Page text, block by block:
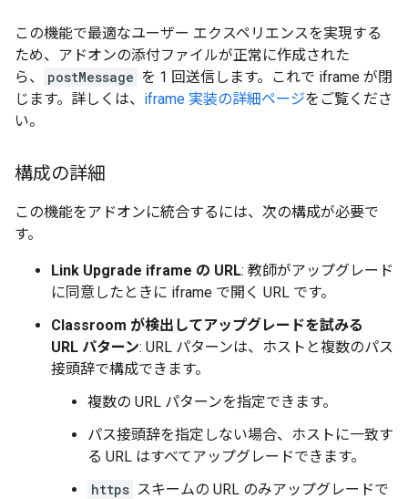
この機能で最適なユーザー エクスペリエンスを実現する
ため、アドオンの添付ファイルが正常に作成された
ら、
postMessage を 1 回送信します。これで iframe が閉
じます。詳しくは、 iframe 実装の詳細ページをご覧くださ
い。
構成の詳細
この機能をアドオンに統合するには、次の構成が必要で
す。
Link Upgrade iframe の URL: 教師がアップグレード
に同意したときに iframe で開く URL です。
Classroom が検出してアップグレードを試みる
URL パターン: URL パターンは、ホストと複数のパス
接頭辞で構成できます。
複数の URL パターンを指定できます。
パス接頭辞を指定しない場合、ホストに一致す
る URL はすべてアップグレードできます。
https スキームの URL のみアップグレードで